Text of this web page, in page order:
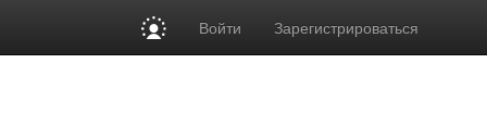
Войти Зарегистрироваться